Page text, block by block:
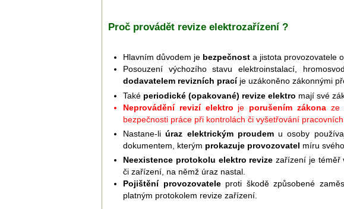
Proč provádět revize elektrozařízení ?
Hlavním důvodem je bezpečnost a jistota provozovatele
Posouzení výchozího stavu elektroinstalací,
dodavatelem revizních pracíje uzákoněno zákonnými
Také periodické (opakované) revize elektro mají své
Neprovádění revizí elektro je porušením zákona ze
bezpečnosti práce při kontrolách či vyšetřování
Nastane-liúraz elektrickým proudemu osoby
dokumentem, kterým prokazuje provozovatel míru
Neexistence protokolu elektro revize zařízení je téměř
či zařízení, na němž úraz nastal.
Pojištění provozovateleproti škodě způsobené
platným protokolem revize zařízení.